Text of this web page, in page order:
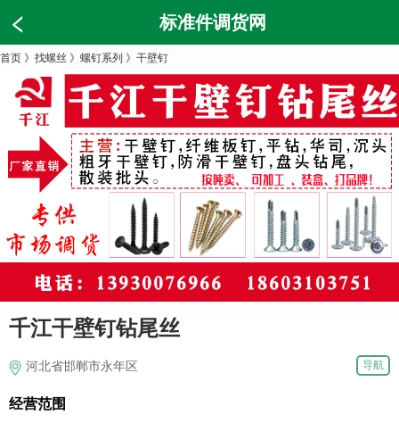
标准件调货网
首页 》 找螺丝 》 螺钉系列 》 干壁钉
千江干壁钉钻尾丝
河北省邯郸市永年区 导航
经营范围